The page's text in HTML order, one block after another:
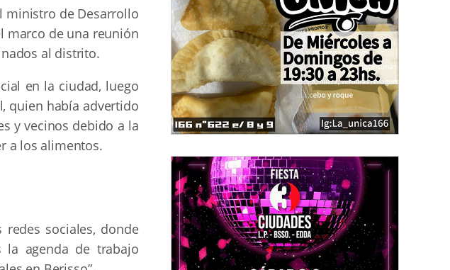
ministro de Desarrollo
marco de una reunión
al distrito.
en la ciudad, luego
quien había advertido
y vecinos debido a la
a los alimentos.
sociales, donde
la agenda de trabajo